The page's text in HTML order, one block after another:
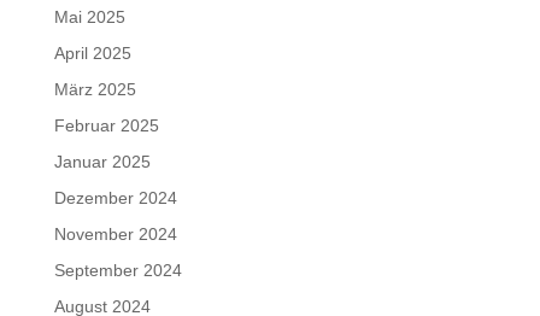
Mai 2025
April 2025
März 2025
Februar 2025
Januar 2025
Dezember 2024
November 2024
September 2024
August 2024